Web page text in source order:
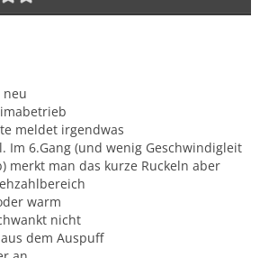
neu
meldet irgendwas
Im 6.Gang (und wenig Geschwindigleit
merkt man das kurze Ruckeln aber
warm
nicht
dem Auspuff